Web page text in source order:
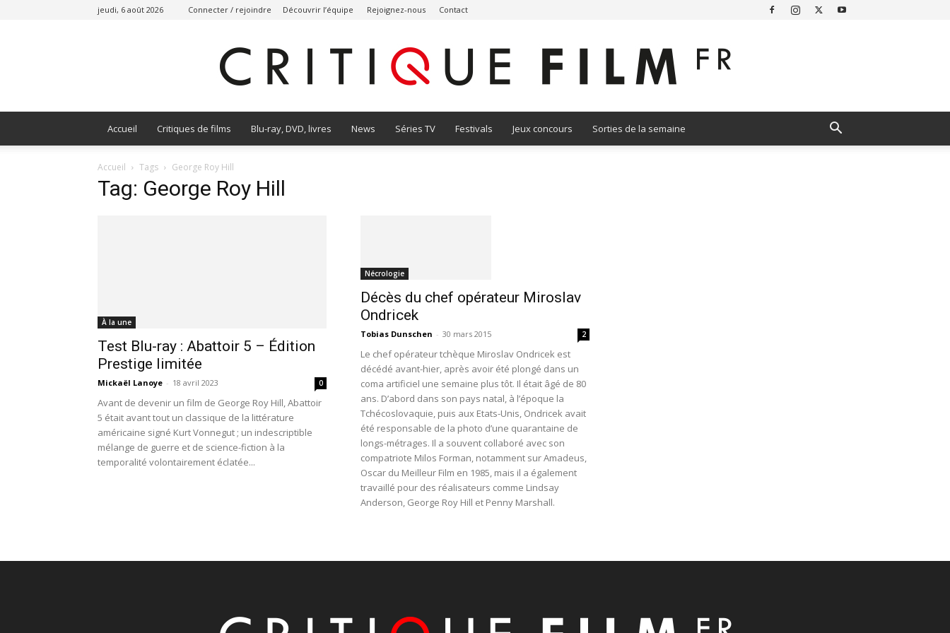
jeudi, 6 août 2026 Connecter / rejoindre Découvrir l’équipe Rejoignez-nous Contact
Accueil Critiques de films Blu-ray, DVD, livres News Séries TV Festivals Jeux concours Sorties de la semaine
Accueil Tags George Roy Hill
Tag: George Roy Hill
À la une
Test Blu-ray : Abattoir 5 – Édition
Prestige limitée
Mickaël Lanoye - 18 avril 2023 0
Avant de devenir un film de George Roy Hill, Abattoir
5 était avant tout un classique de la littérature
américaine signé Kurt Vonnegut ; un indescriptible
mélange de guerre et de science-fiction à la
temporalité volontairement éclatée...
Nécrologie
Décès du chef opérateur Miroslav
Ondricek
Tobias Dunschen - 30 mars 2015 2
Le chef opérateur tchèque Miroslav Ondricek est
décédé avant-hier, après avoir été plongé dans un
coma artificiel une semaine plus tôt. Il était âgé de 80
ans. D’abord dans son pays natal, à l’époque la
Tchécoslovaquie, puis aux Etats-Unis, Ondricek avait
été responsable de la photo d’une quarantaine de
longs-métrages. Il a souvent collaboré avec son
compatriote Milos Forman, notamment sur Amadeus,
Oscar du Meilleur Film en 1985, mais il a également
travaillé pour des réalisateurs comme Lindsay
Anderson, George Roy Hill et Penny Marshall.